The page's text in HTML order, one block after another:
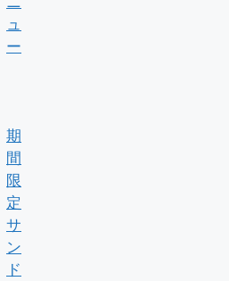
ュ
ー
期
間
限
定
サ
ン
ド